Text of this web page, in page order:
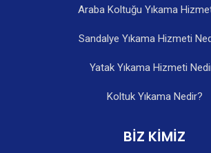
Araba Koltuğu Yıkama Hizmeti
Sandalye Yıkama Hizmeti
Yatak Yıkama Hizmeti
Koltuk Yıkama Nedir?
BİZ KİMİZ